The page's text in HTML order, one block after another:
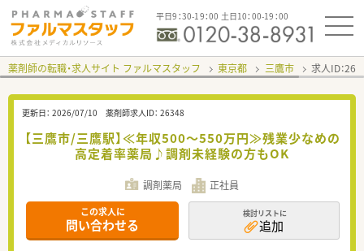
平日9：30-19：00 土日10：00-19：00
薬剤師の転職・求人サイト ファルマスタッフ 東京都 三鷹市 求人ID：
更新日： 2026/07/10 薬剤師求人ID： 26348
【三鷹市/三鷹駅】≪年収500～550万円≫残業少なめの
高定着率薬局♪調剤未経験の方もOK
調剤薬局 正社員
この求人に
問い合わせる
検討リストに
追加